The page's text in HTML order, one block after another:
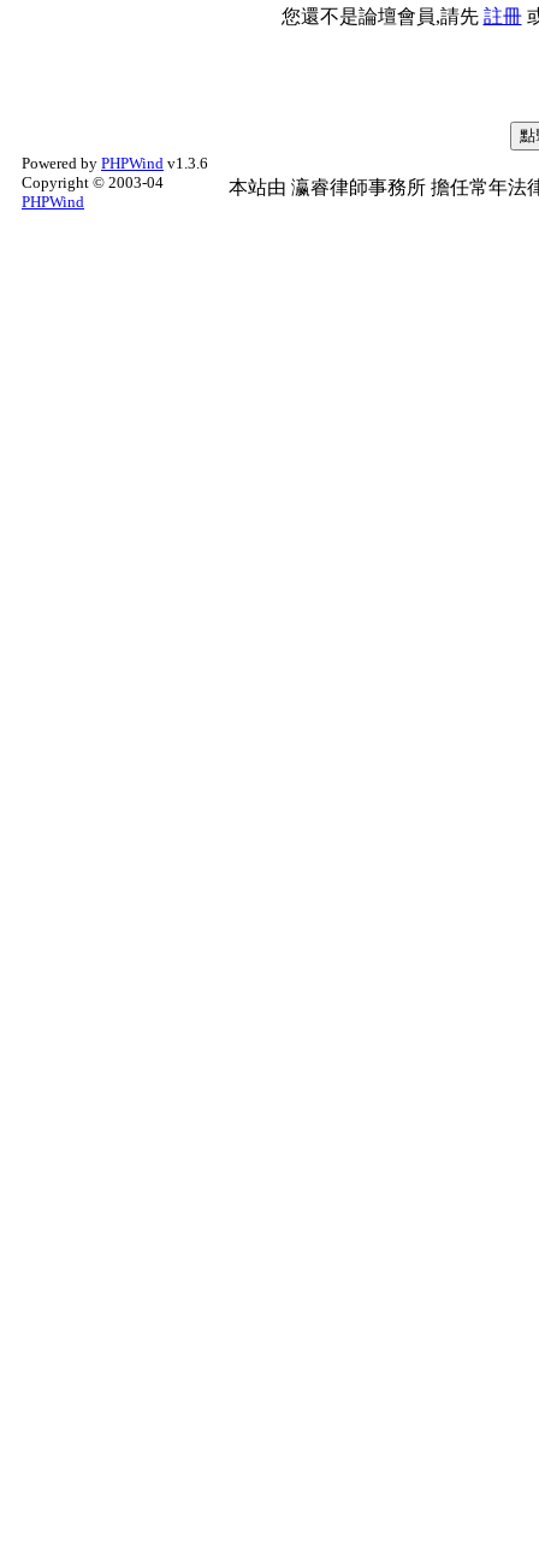
您還不是論壇會員,請先 註冊
Powered by PHPWind v1.3.6
Copyright © 2003-04
PHPWind
本站由 瀛睿律師事務所 擔任常年法